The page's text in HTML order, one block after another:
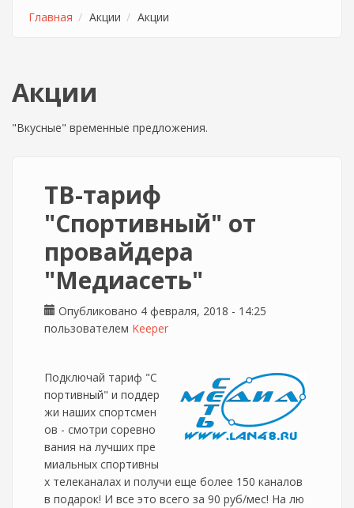
Главная Акции Акции
Акции
"Вкусные" временные предложения.
ТВ-тариф
"Спортивный" от
провайдера
"Медиасеть"
Опубликовано 4 февраля, 2018 - 14:25
пользователем Keeper
Подключай тариф "С
портивный" и поддер
жи наших спортсмен
ов - смотри соревно
вания на лучших пре
миальных спортивны
х телеканалах и получи еще более 150 каналов
в подарок! И все это всего за 90 руб/мес! На лю